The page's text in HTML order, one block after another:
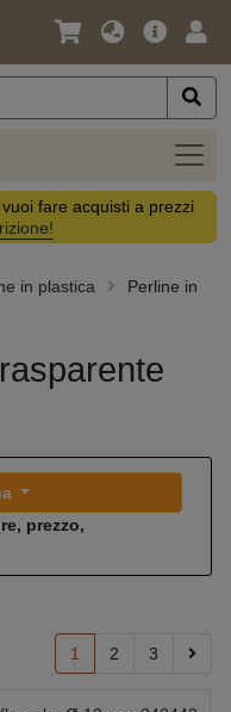
Lingua
Valuta
Offerta
fare acquisti a prezzi
in plastica
Perline in
prezzo,
1 2 3